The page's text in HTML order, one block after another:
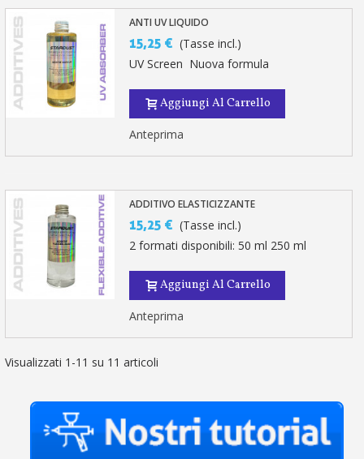
ANTI UV LIQUIDO
15,25 € (Tasse incl.)
UV Screen Nuova formula
Aggiungi Al Carrello
Anteprima
ADDITIVO ELASTICIZZANTE
15,25 € (Tasse incl.)
2 formati disponibili: 50 ml 250 ml
Aggiungi Al Carrello
Anteprima
Visualizzati 1-11 su 11 articoli